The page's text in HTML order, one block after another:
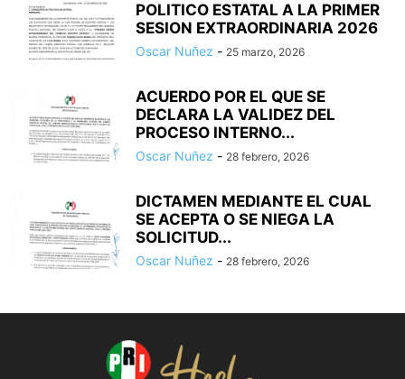
POLITICO ESTATAL A LA PRIMER
SESION EXTRAORDINARIA 2026
Oscar Nuñez - 25 marzo, 2026
ACUERDO POR EL QUE SE
DECLARA LA VALIDEZ DEL
PROCESO INTERNO...
Oscar Nuñez - 28 febrero, 2026
DICTAMEN MEDIANTE EL CUAL
SE ACEPTA O SE NIEGA LA
SOLICITUD...
Oscar Nuñez - 28 febrero, 2026